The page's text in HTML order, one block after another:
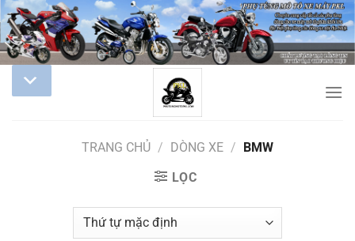
TRANG CHỦ / DÒNG XE / BMW
LỌC